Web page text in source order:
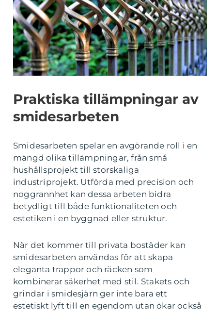
Praktiska tillämpningar av
smidesarbeten
Smidesarbeten spelar en avgörande roll i en
mängd olika tillämpningar, från små
hushållsprojekt till storskaliga
industriprojekt. Utförda med precision och
noggrannhet kan dessa arbeten bidra
betydligt till både funktionaliteten och
estetiken i en byggnad eller struktur.
När det kommer till privata bostäder kan
smidesarbeten användas för att skapa
eleganta trappor och räcken som
kombinerar säkerhet med stil. Stakets och
grindar i smidesjärn ger inte bara ett
estetiskt lyft till en egendom utan ökar också